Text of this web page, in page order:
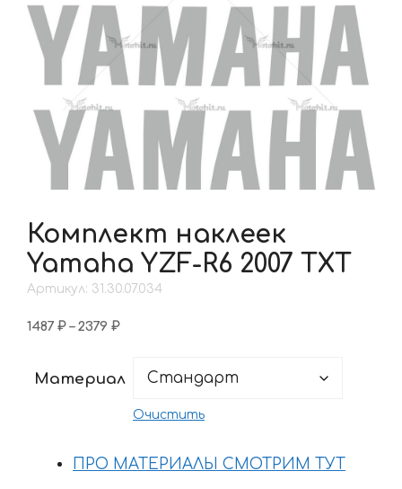
Комплект наклеек
Yamaha YZF-R6 2007 TXT
Артикул: 31.30.07.034
1487 ₽ – 2379 ₽Диапазон
–
Материал
Очистить
ПРО МАТЕРИАЛЫ СМОТРИМ ТУТ